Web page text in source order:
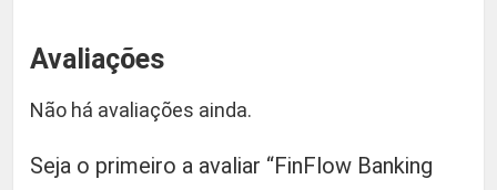
Avaliações
Não há avaliações ainda.
Seja o primeiro a avaliar “FinFlow Banking